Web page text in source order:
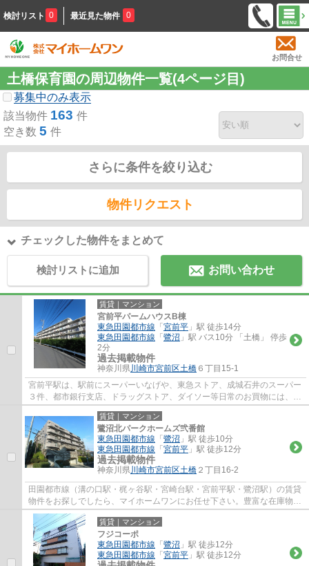
検討リスト 0 最近見た物件 0
お問合せ
土橋保育園の周辺物件一覧(4ページ目)
募集中のみ表示
該当物件 163 件
空き数 5 件
さらに条件を絞り込む
物件リクエスト
チェックした物件をまとめて
検討リストに追加 お問い合わせ
賃貸｜マンション
宮前平パームハウスB棟
東急田園都市線 「 宮前平 」駅 徒歩14分
東急田園都市線 「 鷺沼 」駅 バス10分 「土橋」 停歩
2分
過去掲載物件
神奈川県川崎市宮前区土橋 ６丁目15-1
宮前平駅は、駅前にスーパーいなげや、東急ストア、成城石井のスーパー
３件、都市銀行支店、ドラッグストア、ダイソー等日常のお買物には、事
欠かないのと、駅北側には、宮前区役所、...
賃貸｜マンション
鷺沼北パークホームズ弐番館
東急田園都市線 「 鷺沼 」駅 徒歩10分
東急田園都市線 「 宮前平 」駅 徒歩12分
過去掲載物件
神奈川県川崎市宮前区土橋 ２丁目16-2
田園都市線（溝の口駅・梶ヶ谷駅・宮崎台駅・宮前平駅・鷺沼駅）の賃貸
物件をお探しでしたら、マイホームワンにお任せ下さい。豊富な在庫物件
から、お客様のご要望に合うお部屋をご提...
賃貸｜マンション
フジコーポ
東急田園都市線 「 鷺沼 」駅 徒歩12分
東急田園都市線 「 宮前平 」駅 徒歩12分